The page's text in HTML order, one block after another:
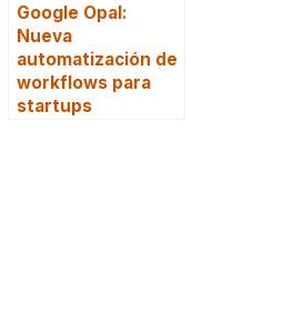
Google Opal:
Nueva
automatización de
workflows para
startups